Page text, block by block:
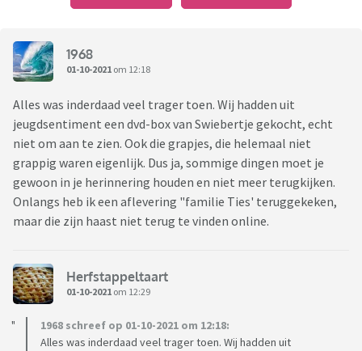
1968
01-10-2021 om 12:18
Alles was inderdaad veel trager toen. Wij hadden uit
jeugdsentiment een dvd-box van Swiebertje gekocht, echt
niet om aan te zien. Ook die grapjes, die helemaal niet
grappig waren eigenlijk. Dus ja, sommige dingen moet je
gewoon in je herinnering houden en niet meer terugkijken.
Onlangs heb ik een aflevering "familie Ties' teruggekeken,
maar die zijn haast niet terug te vinden online.
Herfstappeltaart
01-10-2021 om 12:29
1968 schreef op 01-10-2021 om 12:18:
Alles was inderdaad veel trager toen. Wij hadden uit